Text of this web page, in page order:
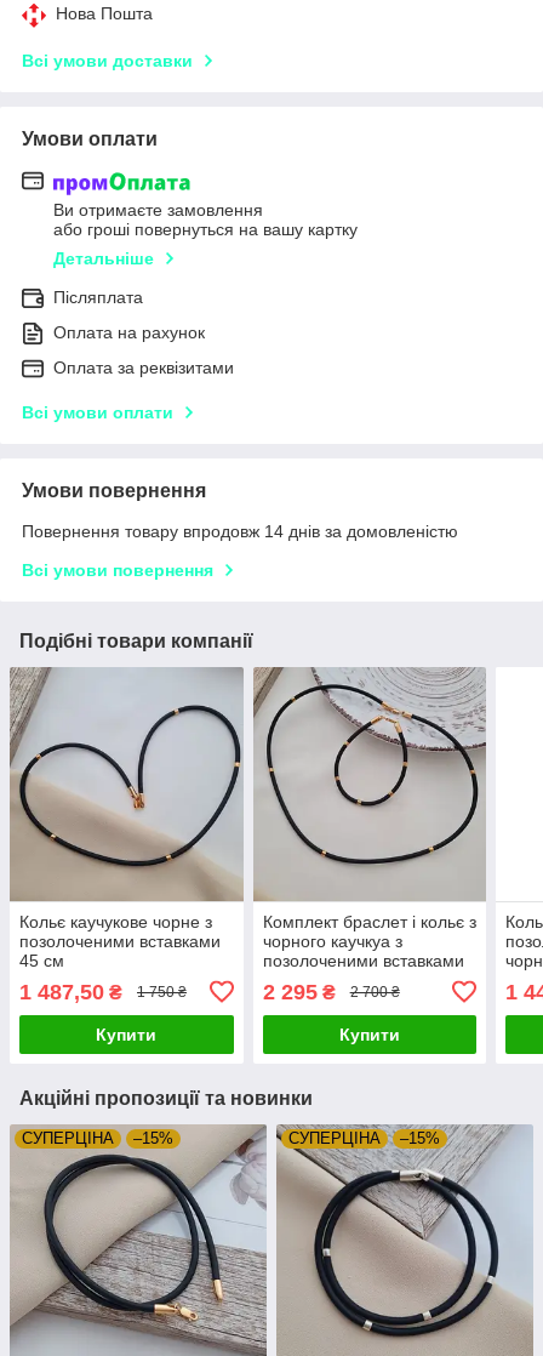
Нова Пошта
Всі умови доставки
Умови оплати
Ви отримаєте замовлення
або гроші повернуться на вашу картку
Детальніше
Післяплата
Оплата на рахунок
Оплата за реквізитами
Всі умови оплати
Умови повернення
Повернення товару впродовж 14 днів за домовленістю
Всі умови повернення
Подібні товари компанії
Кольє каучукове чорне з
позолоченими вставками
45 см
1 487,50 ₴ 1 750 ₴
Купити
Комплект браслет і кольє з
чорного каучкуа з
позолоченими вставками
2 295₴ 2 700 ₴
Купити
1
Акційні пропозиції та новинки
СУПЕРЦIНА –15% СУПЕРЦIНА –15%